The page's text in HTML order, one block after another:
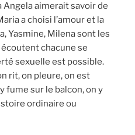
Angela aimerait savoir de
a choisi l’amour et la
Yasmine, Milena sont les
chacune se
sexuelle est possible.
rit, on pleure, on est
fume sur le balcon, on y
ordinaire ou